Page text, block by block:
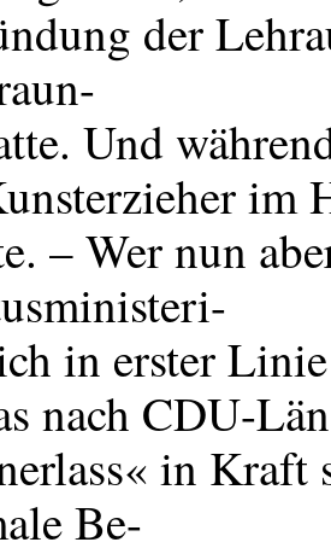
der
Und
im
– Wer nun
in erster
nach CDU-
in Kraft
Be-